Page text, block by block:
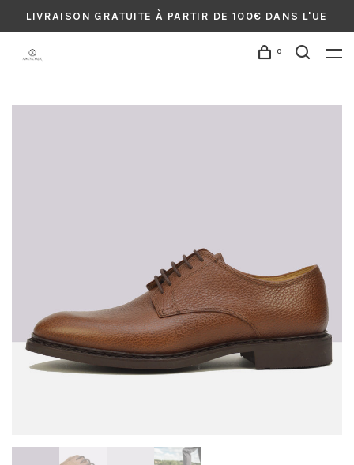
LIVRAISON GRATUITE À PARTIR DE 100€ DANS L'UE
0